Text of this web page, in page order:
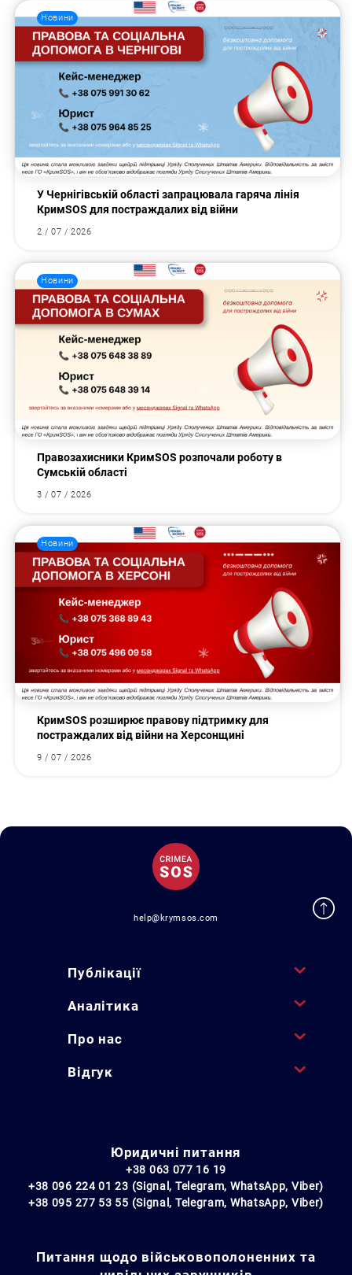
Новини
У Чернігівській області запрацювала гаряча лінія
КримSOS для постраждалих від війни
2 / 07 / 2026
Новини
Правозахисники КримSOS розпочали роботу в
Сумській області
3 / 07 / 2026
Новини
КримSOS розширює правову підтримку для
постраждалих від війни на Херсонщині
9 / 07 / 2026
help@krymsos.com
Публікації
Аналітика
Про нас
Відгук
Юридичні питання
+38 063 077 16 19
+38 096 224 01 23 (Signal, Telegram, WhatsApp, Viber)
+38 095 277 53 55 (Signal, Telegram, WhatsApp, Viber)
Питання щодо військовополоненних та